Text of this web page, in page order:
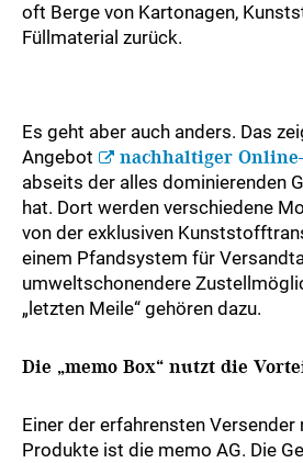
oft Berge von Kartonagen,
Füllmaterial zurück.
Es geht aber auch anders. Das
Angebot
nachhaltiger
abseits der alles dominierenden
hat. Dort werden verschiedene
von der exklusiven
einem Pfandsystem für
umweltschonendere
„letzten Meile“ gehören dazu.
Die „memo Box“ nutzt die
Einer der erfahrensten Versender
Produkte ist die memo AG. Die